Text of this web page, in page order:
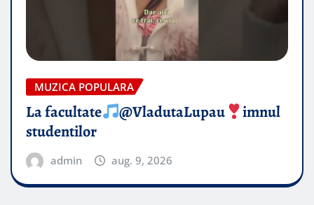
MUZICA POPULARA
La facultate @VladutaLupau
imnul
studentilor
admin aug. 9, 2026